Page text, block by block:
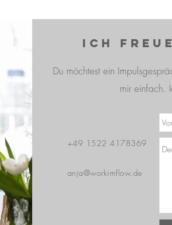
Ich
Du möchtest ein
mir einfach.
+49 1522 4178369
anja@workimflow.de